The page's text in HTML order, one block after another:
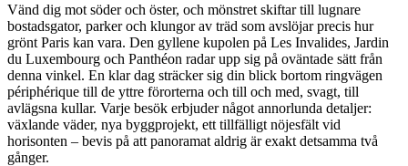
Vänd dig mot söder och öster, och mönstret skiftar till lugnare
bostadsgator, parker och klungor av träd som avslöjar precis hur
grönt Paris kan vara. Den gyllene kupolen på Les Invalides, Jardin
du Luxembourg och Panthéon radar upp sig på oväntade sätt från
denna vinkel. En klar dag sträcker sig din blick bortom ringvägen
périphérique till de yttre förorterna och till och med, svagt, till
avlägsna kullar. Varje besök erbjuder något annorlunda detaljer:
växlande väder, nya byggprojekt, ett tillfälligt nöjesfält vid
horisonten – bevis på att panoramat aldrig är exakt detsamma två
gånger.